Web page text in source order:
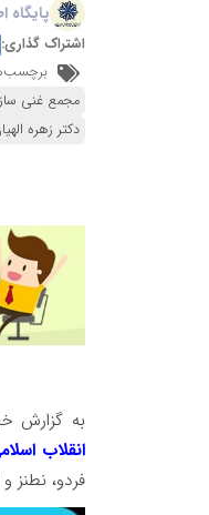
اشتراک گذاری:
مجمع غنی
دکتر زهره
به گزارش
انقلاب
فردو،